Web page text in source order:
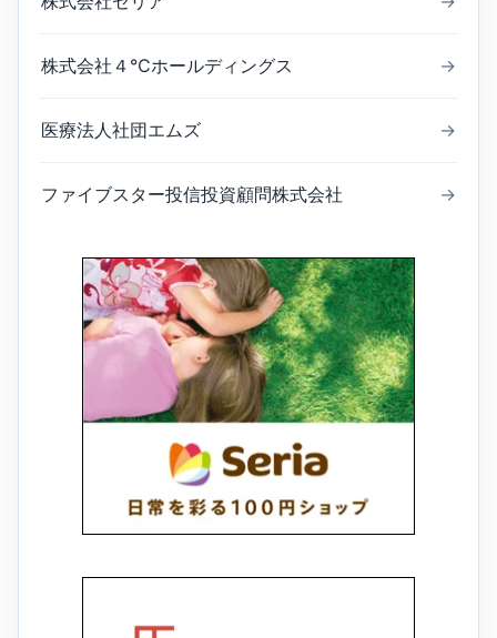
株式会社４℃ホールディングス →
医療法人社団エムズ →
ファイブスター投信投資顧問株式会社 →